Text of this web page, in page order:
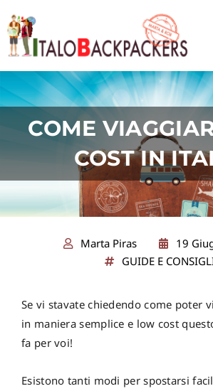
al
contenuto
COME
COST IN
Marta Piras
19
GUIDE E
Se vi stavate chiedendo come poter
in maniera semplice e low cost
fa per voi!
Esistono tanti modi per spostarsi